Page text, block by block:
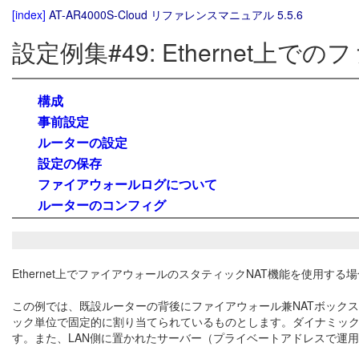
[index] AT-AR4000S-Cloud リファレンスマニュアル 5.5.6
設定例集#49: Ethernet上での
構成
事前設定
ルーターの設定
設定の保存
ファイアウォールログについて
ルーターのコンフィグ
Ethernet上でファイアウォールのスタティックNAT機能を使用する
この例では、既設ルーターの背後にファイアウォール兼NATボッ
ック単位で固定的に割り当てられているものとします。ダイナミ
す。また、LAN側に置かれたサーバー（プライベートアドレスで運